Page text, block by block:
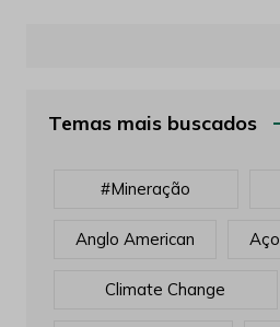
Temas mais buscados
#mineração
Anglo American Aço
Climate Change